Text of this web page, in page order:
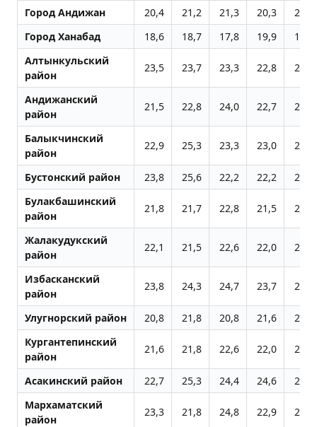
Город Андижан 20,4 21,2 21,3 20,3
20,1
Город Ханабад
18,6 18,7 17,8 19,9
18,9
Алтынкульский
район
23,5 23,7 23,3 22,8 22,0
Андижанский
район
21,5 22,8 24,0 22,7 21,3
Балыкчинский
район
22,9 25,3 23,3 23,0 21,8
Бустонский район 23,8 25,6 22,2 22,2
23,5
Булакбашинский
район
21,8 21,7 22,8 21,5 21,1
Жалакудукский
район
22,1 21,5 22,6 22,0 20,1
Избасканский
район
23,8 24,3 24,7 23,7 22,9
Улугноpский район 20,8 21,8 20,8 21,6
20,0
Кургантепинский
район
21,6 21,8 22,6 22,0 20,4
Асакинский район 22,7 25,3 24,4 24,6
23,0
Мархаматский
район
23,3 21,8 24,8 22,9 23,5